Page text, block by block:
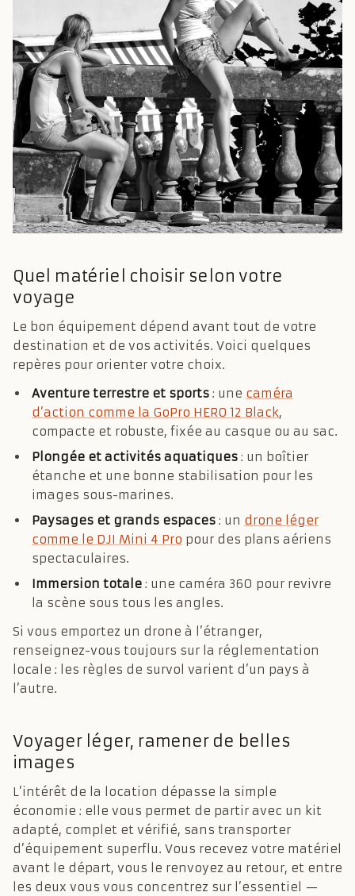
Quel matériel choisir selon votre
voyage
Le bon équipement dépend avant tout de votre
destination et de vos activités. Voici quelques
repères pour orienter votre choix.
Aventure terrestre et sports : une caméra
d’action comme la GoPro HERO 12 Black,
compacte et robuste, fixée au casque ou au sac.
Plongée et activités aquatiques : un boîtier
étanche et une bonne stabilisation pour les
images sous-marines.
Paysages et grands espaces : un drone léger
comme le DJI Mini 4 Pro pour des plans aériens
spectaculaires.
Immersion totale : une caméra 360 pour revivre
la scène sous tous les angles.
Si vous emportez un drone à l’étranger,
renseignez-vous toujours sur la réglementation
locale : les règles de survol varient d’un pays à
l’autre.
Voyager léger, ramener de belles
images
L’intérêt de la location dépasse la simple
économie : elle vous permet de partir avec un kit
adapté, complet et vérifié, sans transporter
d’équipement superflu. Vous recevez votre matériel
avant le départ, vous le renvoyez au retour, et entre
les deux vous vous concentrez sur l’essentiel —